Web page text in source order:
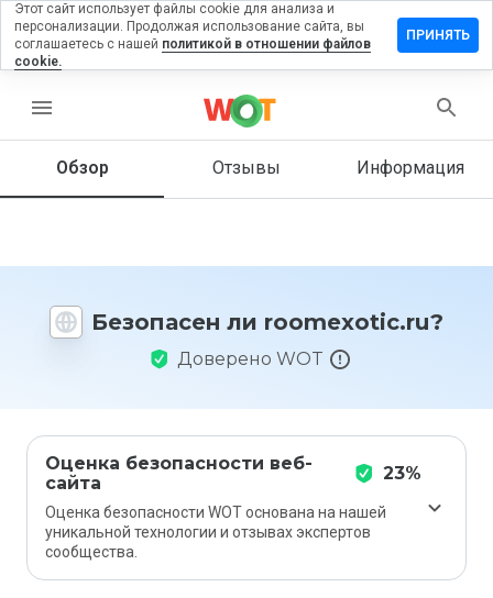
menu
Обзор Отзывы Информация
Безопасен ли roomexotic.ru?
Доверено WOT
Оценка безопасности веб-
сайта
23%
Оценка безопасности WOT основана на нашей
уникальной технологии и отзывах экспертов
сообщества.
на
Как бы
этот
1 до 5?
Этот сайт использует файлы cookie для анализа и
персонализации. Продолжая использование сайта, вы
соглашаетесь с нашей политикой в отношении файлов
cookie.
ПРИНЯТЬ